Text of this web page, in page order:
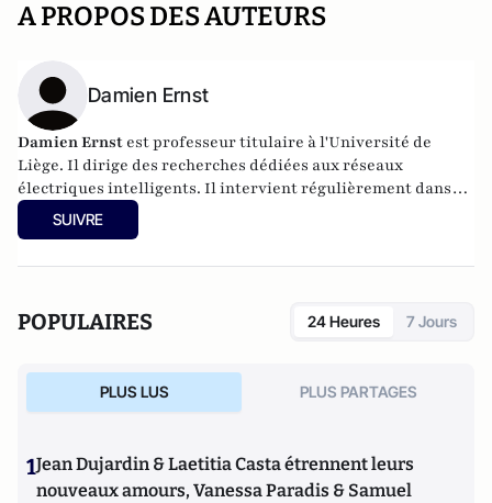
A PROPOS DES AUTEURS
Damien Ernst
Damien Ernst est professeur titulaire à l'Université de
Liège. Il dirige des recherches dédiées aux réseaux
électriques intelligents. Il intervient régulièrement dans
les médias sur les sujets liés à l'énergie.
SUIVRE
POPULAIRES 24 Heures 7 Jours
PLUS LUS PLUS PARTAGES
1Jean Dujardin & Laetitia Casta étrennent leurs
nouveaux amours, Vanessa Paradis & Samuel